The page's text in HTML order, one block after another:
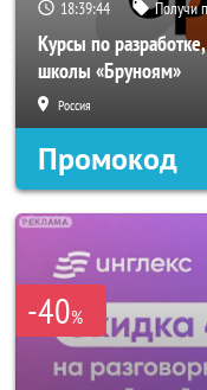
18:39:43 Получи
Курсы по
школы «Бруноям»
Россия
Промокод
-40%